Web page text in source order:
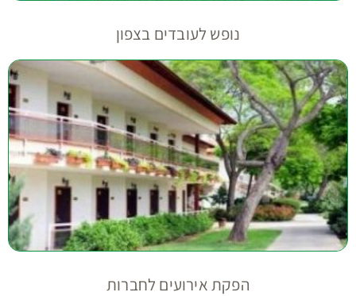
נופש לעובדים בצפון
הפקת אירועים לחברות